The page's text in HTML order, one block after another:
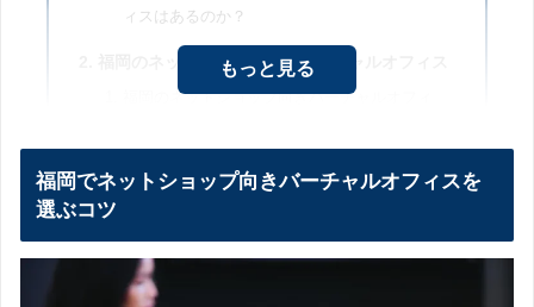
ィスはあるのか？
福岡のネットショップ向きバーチャルオフィス
福岡のネットショップ向きバーチャルオフィ
2社の違い
どちらを選ぶ？判断方法
まとめ
もっと見る
福岡でネットショップ向きバーチャルオフィスを
選ぶコツ